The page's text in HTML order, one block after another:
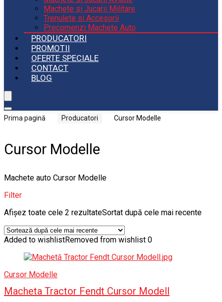
Machete si Jucarii Militare
Trenulete si Accesorii
Precomenzi Machete Auto
PRODUCATORI
PROMOTII
OFERTE SPECIALE
CONTACT
BLOG
Prima pagină Producatori Cursor Modelle
Cursor Modelle
Machete auto Cursor Modelle
Filter
Afișez toate cele 2 rezultateSortat după cele mai recente
Added to wishlistRemoved from wishlist 0
Cursor Modelle
Macheta Tractor Fendt Cursor Modell